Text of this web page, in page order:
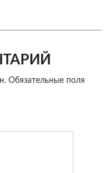
Обязательные поля